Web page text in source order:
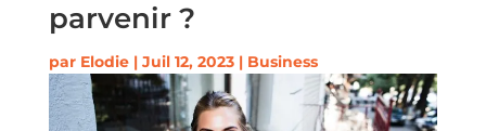
parvenir ?
par Elodie| Juil 12, 2023| Business